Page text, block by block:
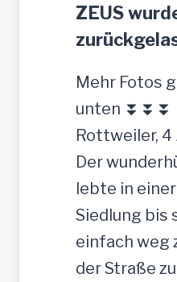
ZEUS
Mehr Fotos
unten ⏬⏬⏬
Rottweiler,
Der
lebte in
Siedlung bis
einfach weg
der Straße